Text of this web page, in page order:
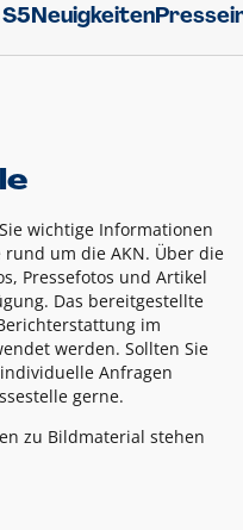
Neuigkeiten
wichtige Informationen
um die AKN. Über die
Pressefotos und Artikel
Das bereitgestellte
im
werden. Sollten Sie
Anfragen
gerne.
zu Bildmaterial stehen